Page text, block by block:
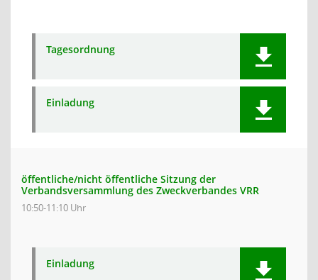
Tagesordnung
Einladung
öffentliche/nicht öffentliche Sitzung der
Verbandsversammlung des Zweckverbandes VRR
10:50-11:10 Uhr
Einladung